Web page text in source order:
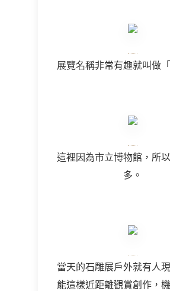
展覽名稱非常有趣就叫做「
這裡因為市立博物館，所
多。
當天的石雕展戶外就有人
能這樣近距離觀賞創作，